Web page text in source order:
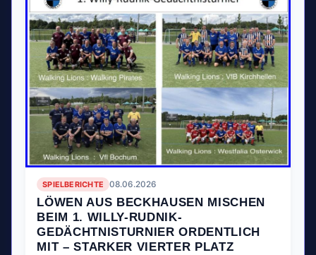
SPIELBERICHTE 08.06.2026
LÖWEN AUS BECKHAUSEN MISCHEN
BEIM 1. WILLY-RUDNIK-
GEDÄCHTNISTURNIER ORDENTLICH
MIT – STARKER VIERTER PLATZ